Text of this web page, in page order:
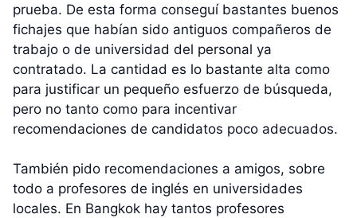
prueba. De esta forma conseguí bastantes buenos
fichajes que habían sido antiguos compañeros de
trabajo o de universidad del personal ya
contratado. La cantidad es lo bastante alta como
para justificar un pequeño esfuerzo de búsqueda,
pero no tanto como para incentivar
recomendaciones de candidatos poco adecuados.
También pido recomendaciones a amigos, sobre
todo a profesores de inglés en universidades
locales. En Bangkok hay tantos profesores